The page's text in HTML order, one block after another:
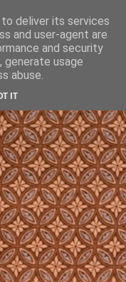
deliver its services
and user-agent are
and security
usage
abuse.
IT